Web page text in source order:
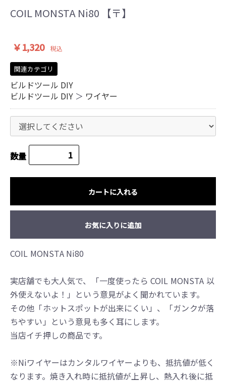
COIL MONSTA Ni80 【〒】
￥1,320 税込
関連カテゴリ
ビルドツール DIY
ビルドツール DIY ＞ ワイヤー
数量
カートに入れる
お気に入りに追加
COIL MONSTA Ni80
実店舗でも大人気で、「一度使ったら COIL MONSTA 以
外使えないよ！」という意見がよく聞かれています。
その他「ホットスポットが出来にくい」、「ガンクが落
ちやすい」という意見も多く耳にします。
当店イチ押しの商品です。
※Niワイヤーはカンタルワイヤーよりも、抵抗値が低く
なります。焼き入れ時に抵抗値が上昇し、熱入れ後に抵